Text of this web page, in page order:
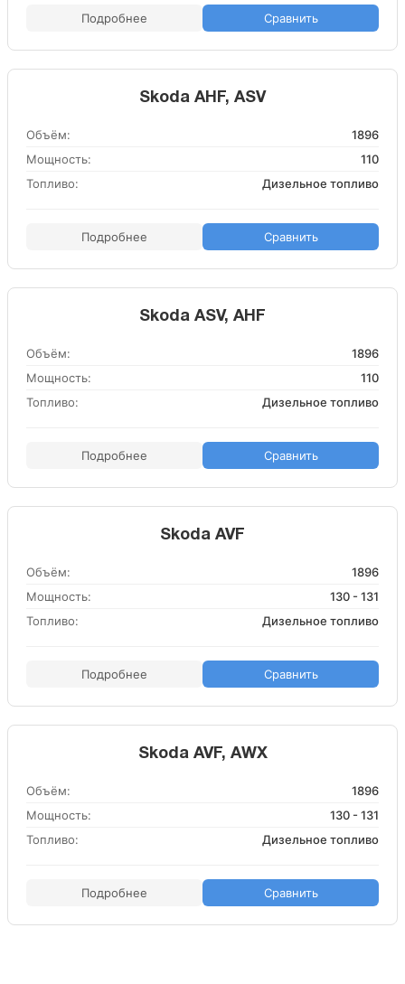
Подробнее Сравнить
Skoda AHF, ASV
Объём:
1896
Мощность:
110
Топливо:
Дизельное топливо
Подробнее Сравнить
Skoda ASV, AHF
Объём:
1896
Мощность:
110
Топливо:
Дизельное топливо
Подробнее Сравнить
Skoda AVF
Объём:
1896
Мощность:
130 - 131
Топливо:
Дизельное топливо
Подробнее Сравнить
Skoda AVF, AWX
Объём:
1896
Мощность:
130 - 131
Топливо:
Дизельное топливо
Подробнее Сравнить